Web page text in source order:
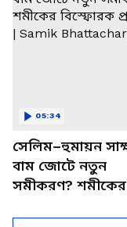
সেলিম–হুমায়ন
বাম জোটে নতুন
সমীকরণ? শমীকের
05:34